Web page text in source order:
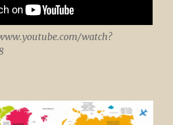
watch?